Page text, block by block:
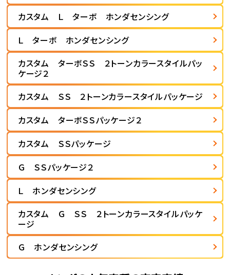
カスタム Ｌ ターボ ホンダセンシング
Ｌ ターボ ホンダセンシング
カスタム ターボＳＳ ２トーンカラースタイルパッ
ケージ２
カスタム ＳＳ ２トーンカラースタイルパッケージ
カスタム ターボＳＳパッケージ２
カスタム ＳＳパッケージ
Ｇ ＳＳパッケージ２
Ｌ ホンダセンシング
カスタム Ｇ ＳＳ ２トーンカラースタイルパッケ
ージ
Ｇ ホンダセンシング